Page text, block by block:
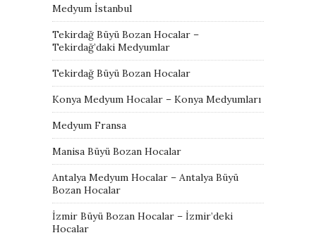
Medyum İstanbul
Tekirdağ Büyü Bozan Hocalar –
Tekirdağ’daki Medyumlar
Tekirdağ Büyü Bozan Hocalar
Konya Medyum Hocalar – Konya Medyumları
Medyum Fransa
Manisa Büyü Bozan Hocalar
Antalya Medyum Hocalar – Antalya Büyü
Bozan Hocalar
İzmir Büyü Bozan Hocalar – İzmir’deki
Hocalar